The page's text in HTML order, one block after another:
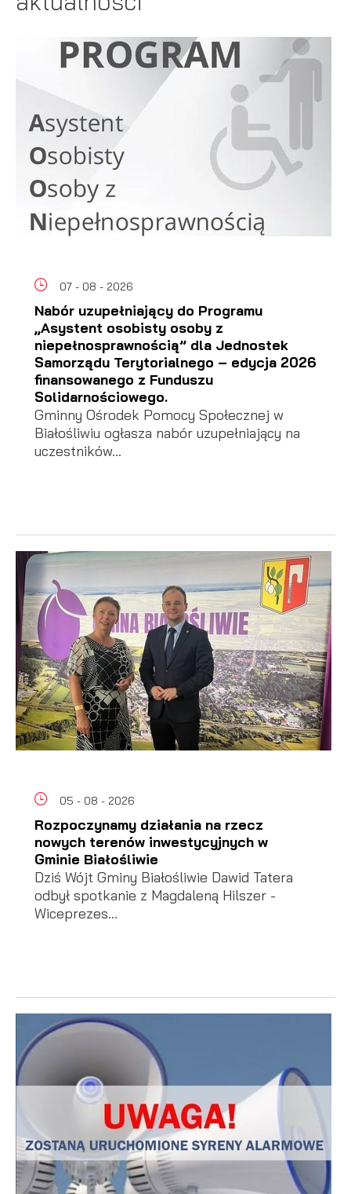
07 - 08 - 2026
Nabór uzupełniający do Programu
„Asystent osobisty osoby z
niepełnosprawnością” dla Jednostek
Samorządu Terytorialnego – edycja 2026
finansowanego z Funduszu
Solidarnościowego.
Gminny Ośrodek Pomocy Społecznej w
Białośliwiu ogłasza nabór uzupełniający na
uczestników...
05 - 08 - 2026
Rozpoczynamy działania na rzecz
nowych terenów inwestycyjnych w
Gminie Białośliwie
Dziś Wójt Gminy Białośliwie Dawid Tatera
odbył spotkanie z Magdaleną Hilszer -
Wiceprezes...